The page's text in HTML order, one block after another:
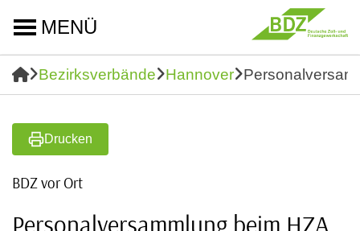
MENÜ
Bezirksverbände Hannover
Drucken
BDZ vor Ort
Personalversammlung beim HZA